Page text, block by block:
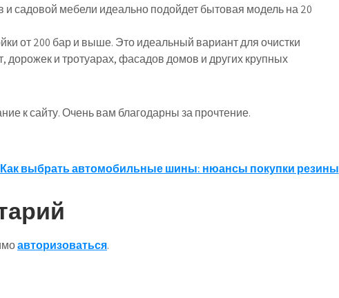
садовой мебели идеально подойдет бытовая модель на 20
от 200 бар и выше. Это идеальный вариант для очистки
дорожек и тротуарах, фасадов домов и других крупных
к сайту. Очень вам благодарны за прочтение.
Как выбрать автомобильные шины: нюансы покупки резины
авторизоваться.